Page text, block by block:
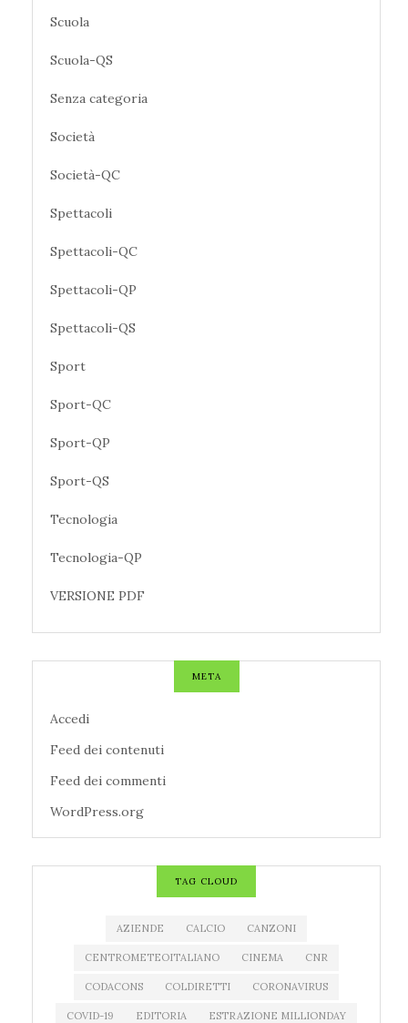
Scuola
Scuola-QS
Senza categoria
Società
Società-QC
Spettacoli
Spettacoli-QC
Spettacoli-QP
Spettacoli-QS
Sport
Sport-QC
Sport-QP
Sport-QS
Tecnologia
Tecnologia-QP
VERSIONE PDF
META
Accedi
Feed dei contenuti
Feed dei commenti
WordPress.org
TAG CLOUD
AZIENDE CALCIO CANZONI
CENTROMETEOITALIANO CINEMA CNR
CODACONS COLDIRETTI CORONAVIRUS
COVID-19 EDITORIA ESTRAZIONE MILLIONDAY